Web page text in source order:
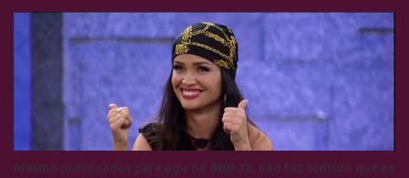
cantar não se resume apenas a isso. É necessário conhecer técnicas
de respiração e saber utilizá-las para potencializar a voz. Essas
habilidades estão sendo lapidadas com o tempo, e ela tem se
dedicado aulas de canto para aprimorar seu desempenho vocal.
Uma parceria surpreendente Antes de se tornar famosa, Juliete era
fã do cantor João Gomes e costumava frequentar seus shows. Em
um desses eventos, ela teve a oportunidade de subir ao palco e
Mesmo provocados para agir no BBB 22, não faz sentido que os